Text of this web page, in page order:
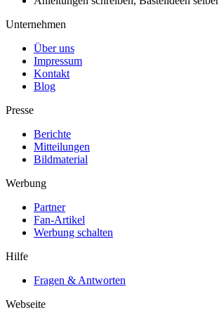
Unternehmen
Über uns
Impressum
Kontakt
Blog
Presse
Berichte
Mitteilungen
Bildmaterial
Werbung
Partner
Fan-Artikel
Werbung schalten
Hilfe
Fragen & Antworten
Webseite